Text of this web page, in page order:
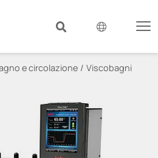
e circolazione
Viscobagni